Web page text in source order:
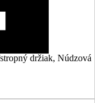
držiak, Núdzová